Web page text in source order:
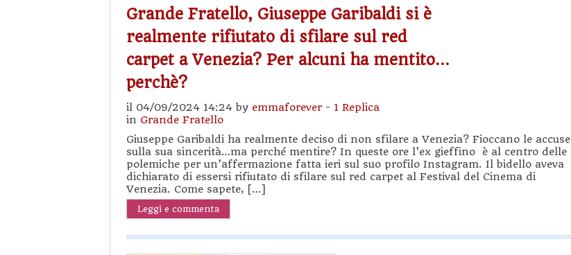
Grande Fratello, Giuseppe Garibaldi si è
realmente rifiutato di sfilare sul red
carpet a Venezia? Per alcuni ha mentito…
perchè?
il 04/09/2024 14:24 by emmaforever- 1 Replica
in Grande Fratello
Giuseppe Garibaldi ha realmente deciso di non sfilare a Venezia? Fioccano le accuse
sulla sua sincerità…ma perché mentire? In queste ore l’ex gieffino è al centro delle
polemiche per un’affermazione fatta ieri sul suo profilo Instagram. Il bidello aveva
dichiarato di essersi rifiutato di sfilare sul red carpet al Festival del Cinema di
Venezia. Come sapete, […]
Leggi e commenta